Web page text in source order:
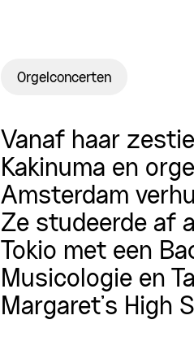
Orgelconcerten
Vanaf haar
Kakinuma en
Amsterdam
Ze studeerde af
Tokio met een
Musicologie en
Margaret’s High